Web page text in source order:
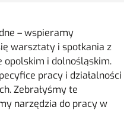
– wspieramy
warsztaty i spotkania z
opolskim i dolnośląskim.
pracy i działalności
Zebrałyśmy te
narzędzia do pracy w